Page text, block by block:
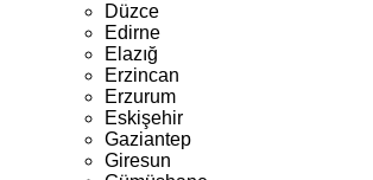
Düzce
Edirne
Elazığ
Erzincan
Erzurum
Eskişehir
Gaziantep
Giresun